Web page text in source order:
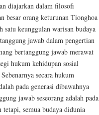
diajarkan dalam filosofi
besar orang keturunan Tionghoa
satu keunggulan warisan budaya
jawab dalam pengertian
bertanggung jawab merawat
hukum kehidupan sosial
secara hukum
pada generasi dibawahnya
jawab seseorang adalah pada
tetapi, semua budaya didunia